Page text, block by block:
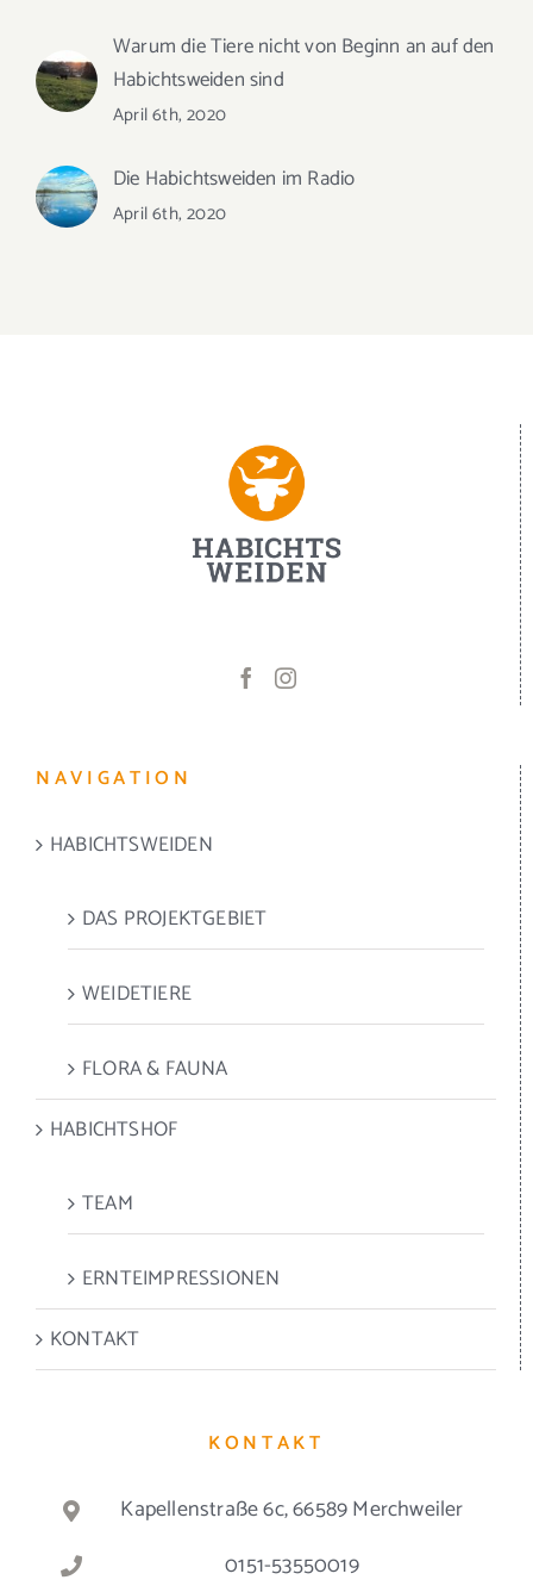
Warum die Tiere nicht von Beginn an auf den
Habichtsweiden sind
April 6th, 2020
Die Habichtsweiden im Radio
April 6th, 2020
NAVIGATION
HABICHTSWEIDEN
DAS PROJEKTGEBIET
WEIDETIERE
FLORA & FAUNA
HABICHTSHOF
TEAM
ERNTEIMPRESSIONEN
KONTAKT
KONTAKT
Kapellenstraße 6c, 66589 Merchweiler
0151-53550019